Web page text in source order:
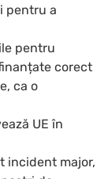
pentru a
pentru
corect
ca o
UE în
incident major,